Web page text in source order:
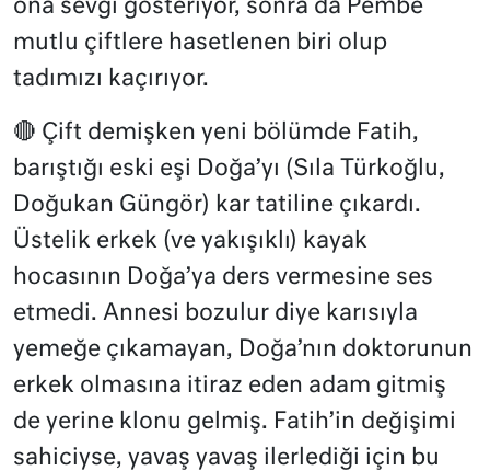
ona sevgi gösteriyor, sonra da Pembe
mutlu çiftlere hasetlenen biri olup
tadımızı kaçırıyor.
🔴 Çift demişken yeni bölümde Fatih,
barıştığı eski eşi Doğa’yı (Sıla Türkoğlu,
Doğukan Güngör) kar tatiline çıkardı.
Üstelik erkek (ve yakışıklı) kayak
hocasının Doğa’ya ders vermesine ses
etmedi. Annesi bozulur diye karısıyla
yemeğe çıkamayan, Doğa’nın doktorunun
erkek olmasına itiraz eden adam gitmiş
de yerine klonu gelmiş. Fatih’in değişimi
sahiciyse, yavaş yavaş ilerlediği için bu